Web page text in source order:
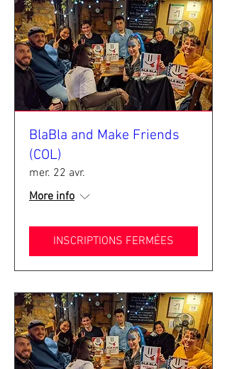
BlaBla and Make Friends
(COL)
mer. 22 avr.
More info
INSCRIPTIONS FERMÉES